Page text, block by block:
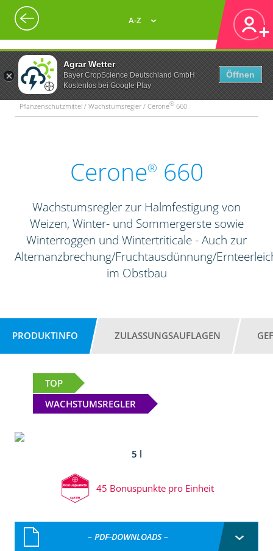
Agrar Wetter
Bayer CropScience Deutschland GmbH
Kostenlos bei Google Play
Öffnen
A-Z
Pflanzenschutzmittel / Wachstumsregler / Cerone® 660
Cerone® 660
Wachstumsregler zur Halmfestigung von
Weizen, Winter- und Sommergerste sowie
Winterroggen und Wintertriticale - Auch zur
Alternanzbrechung/Fruchtausdünnung/
im Obstbau
PRODUKTINFO ZULASSUNGSAUFLAGEN
TOP
WACHSTUMSREGLER
5 l
45 Bonuspunkte pro Einheit
– PDF-DOWNLOADS –